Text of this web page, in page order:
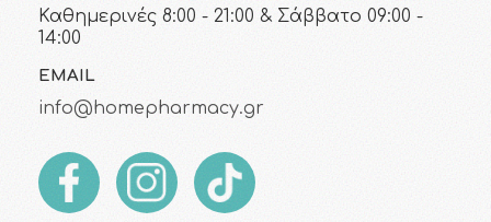
Καθημερινές 8:00 - 21:00 & Σάββατο 09:00 -
14:00
EMAIL
info@homepharmacy.gr